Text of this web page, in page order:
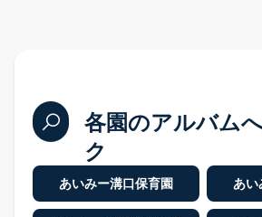
各園のアルバム
ク
あいみー溝口保育園 あい